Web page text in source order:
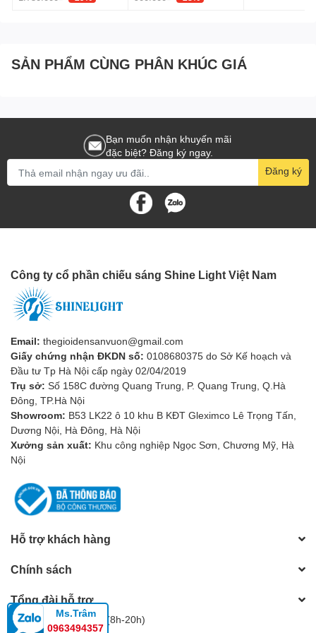
cổ điển với các đường nét uốn cong và chi tiết hoa văn hoặc đèn
tường hiện đại với thiết kế đơn giản và tối giản.
3. Chức Năng Đa Dạng
Không chỉ có đa dạng về thiết kế, đèn tường còn có nhiều chức
năng khác nhau. Dựa vào nhu cầu của bạn, bạn có thể chọn đèn
tường để:
Chiếu sáng chính:Đèn tường có thể cung cấp ánh sáng chính
cho phòng khách, phòng ngủ hoặc nhà bếp.
các tác phẩm nghệ thuật, bức tranh hoặc vật trang trí.
không gian ấm cúng và thân thiện trong phòng ngủ hoặc
4. Sử Dụng Đèn Tường Đúng Cách
SẢN PHẨM CÙNG PHÂN KHÚC GIÁ
Bạn muốn nhận khuyến mãi
đặc biệt? Đăng ký ngay.
Đăng ký
Công ty cổ phần chiếu sáng Shine Light Việt Nam
Email: thegioidensanvuon@gmail.com
Giấy chứng nhận ĐKDN số: 0108680375 do Sở Kế hoạch và
Đầu tư Tp Hà Nội cấp ngày 02/04/2019
Trụ sở: Số 158C đường Quang Trung, P. Quang Trung, Q.Hà
Đông, TP.Hà Nội
Showroom: B53 LK22 ô 10 khu B KĐT Gleximco Lê Trọng Tấn,
Dương Nội, Hà Đông, Hà Nội
Xưởng sản xuất: Khu công nghiệp Ngọc Sơn, Chương Mỹ, Hà
Nội
Hỗ trợ khách hàng
Chính sách
Tổng đài hỗ trợ
Hotline: 0983805604 (8h-20h)
Ms.Trâm
0963494357